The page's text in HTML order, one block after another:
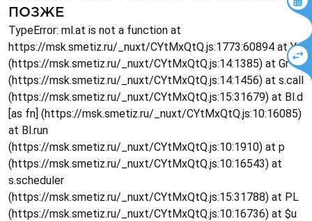
ПОЗЖЕ
TypeError: ml.at is not a function at
https://msk.smetiz.ru/_nuxt/CYtMxQtQ.js:1773:60894 at Ys
(https://msk.smetiz.ru/_nuxt/CYtMxQtQ.js:14:1385) at Gr
(https://msk.smetiz.ru/_nuxt/CYtMxQtQ.js:14:1456) at s.call
(https://msk.smetiz.ru/_nuxt/CYtMxQtQ.js:15:31679) at Bl.d
[as fn] (https://msk.smetiz.ru/_nuxt/CYtMxQtQ.js:10:16085)
at Bl.run
(https://msk.smetiz.ru/_nuxt/CYtMxQtQ.js:10:1910) at p
(https://msk.smetiz.ru/_nuxt/CYtMxQtQ.js:10:16543) at
s.scheduler
(https://msk.smetiz.ru/_nuxt/CYtMxQtQ.js:15:31788) at PL
(https://msk.smetiz.ru/_nuxt/CYtMxQtQ.js:10:16736) at $u